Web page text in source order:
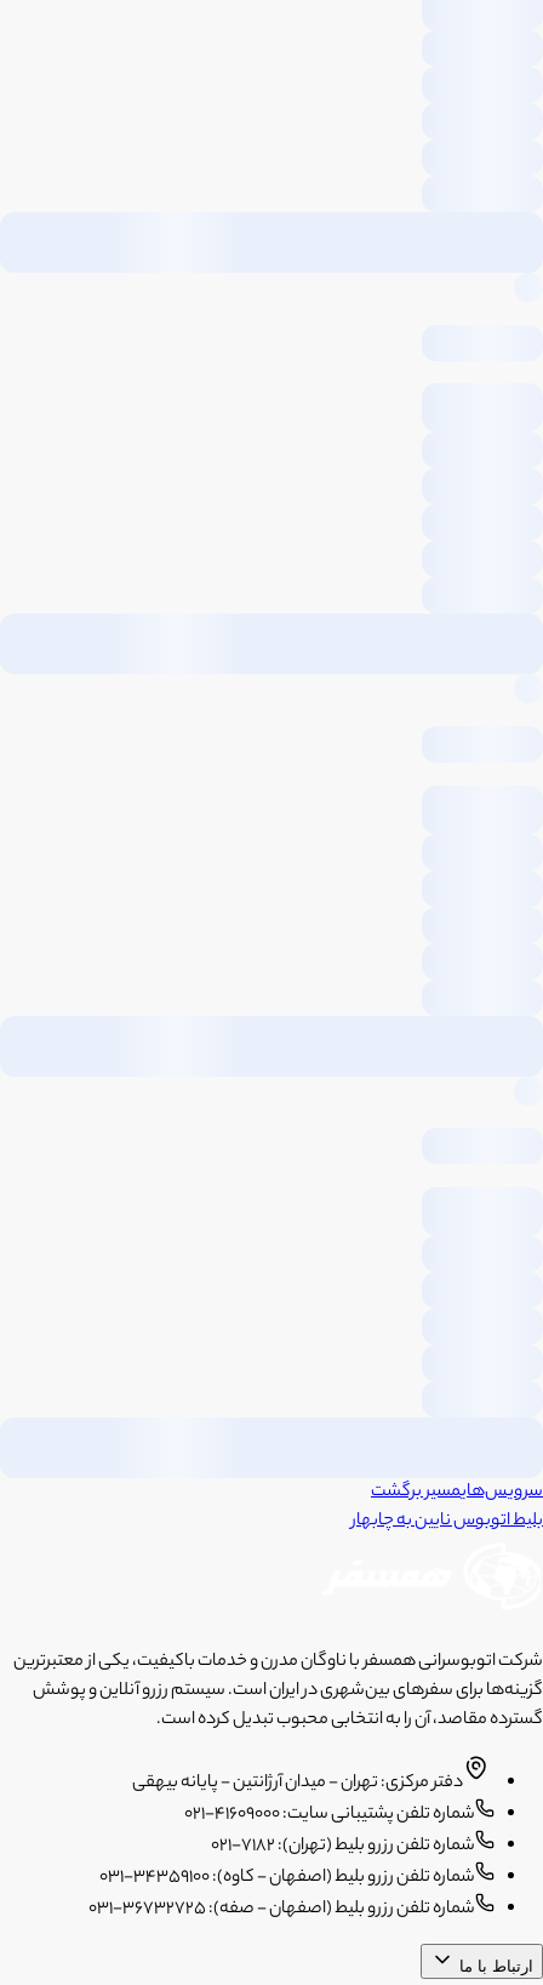
سرویس‌هایمسیر برگشت
بلیط اتوبوسنایینبهچابهار
شرکت اتوبوسرانی همسفر با ناوگان مدرن و خدمات باکیفیت، یکی از معتبرترین
گزینه‌ها برای سفرهای بین‌شهری در ایران است. سیستم رزرو آنلاین و پوشش
گسترده مقاصد، آن را به انتخابی محبوب تبدیل کرده است.
دفتر مرکزی: تهران - میدان آرژانتین - پایانه بیهقی
شماره تلفن پشتیبانی سایت: 41609000-021
شماره تلفن رزرو بلیط (تهران): 7182-021
شماره تلفن رزرو بلیط (اصفهان - کاوه): 34359100-031
شماره تلفن رزرو بلیط (اصفهان - صفه): 36732725-031
ارتباط با ما